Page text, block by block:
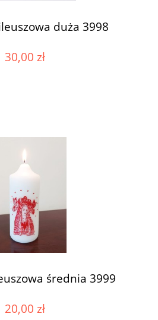
duża 3998
30,00 zł
średnia 3999
20,00 zł